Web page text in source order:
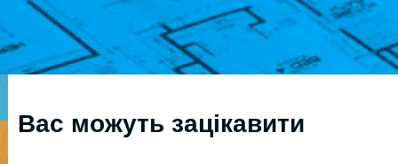
Вас можуть зацікавити